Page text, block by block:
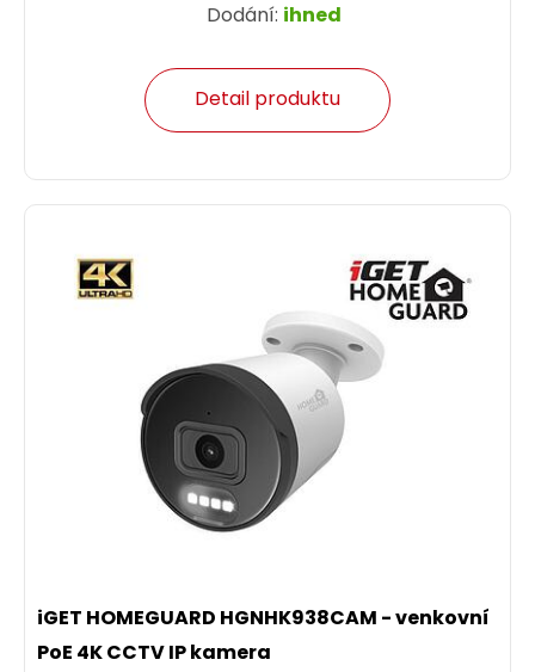
Dodání: ihned
Detail produktu
iGET HOMEGUARD HGNHK938CAM - venkovní
PoE 4K CCTV IP kamera